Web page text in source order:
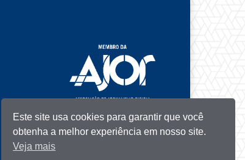
Este site usa cookies para garantir que você
obtenha a melhor experiência em nosso site.
Veja mais